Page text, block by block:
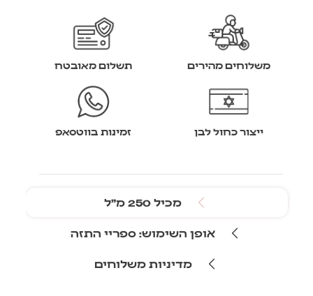
מכיל 250 מ״ל
אופן השימוש: ספריי התזה
מדיניות משלוחים
משלוחים מהירים תשלום מאובטח
ייצור כחול לבן זמינות בווטסאפ